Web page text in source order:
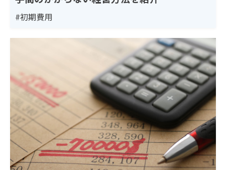
#初期費用